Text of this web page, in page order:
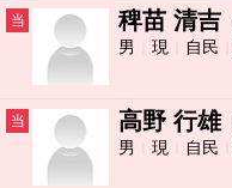
当 稗苗 清吉
男
現 自民
当 高野 行雄
男
現 自民